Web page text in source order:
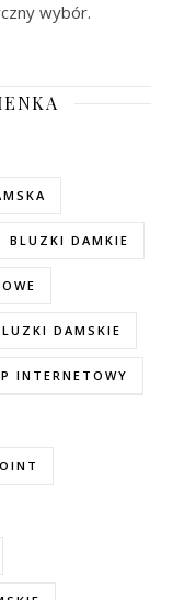
wybór.
BLUZKI DAMKIE
DAMSKIE
INTERNETOWY